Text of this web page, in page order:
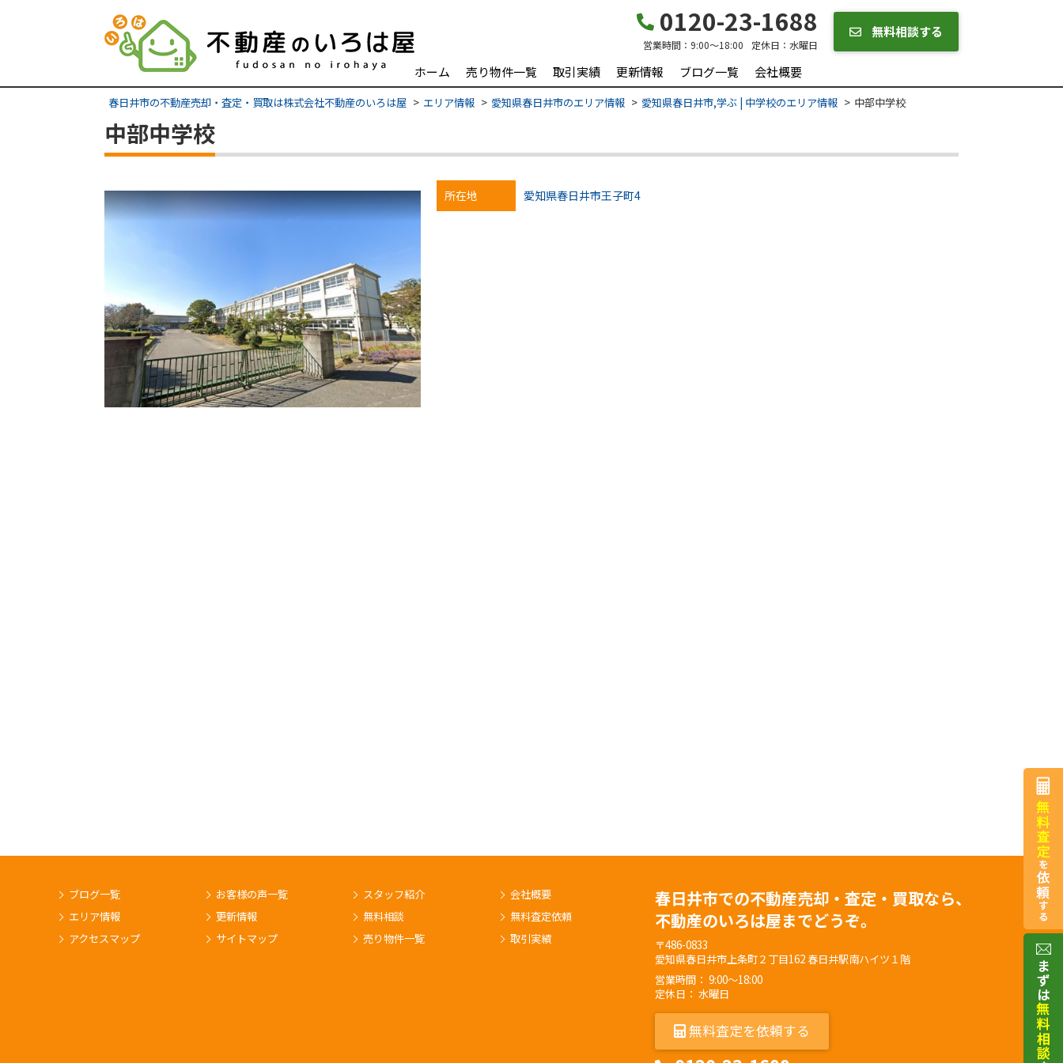
0120-23-1688
営業時間： 9:00～18:00 定休日： 水曜日
無料相談する
ホーム 売り物件一覧 取引実績 更新情報 ブログ一覧 会社概要
春日井市の不動産売却・査定・買取は株式会社不動産のいろは屋 エリア情報 愛知県春日井市のエリア情報 愛知県春日井市,学ぶ | 中学校のエリア情報 中部中学校
中部中学校
所在地 愛知県春日井市王子町4
ブログ一覧
エリア情報
アクセスマップ
お客様の声一覧
更新情報
サイトマップ
スタッフ紹介
無料相談
売り物件一覧
会社概要
無料査定依頼
取引実績
春日井市での不動産売却・査定・買取なら、
不動産のいろは屋までどうぞ。
〒486-0833
愛知県春日井市上条町２丁目162 春日井駅南ハイツ１階
営業時間： 9:00～18:00
定休日： 水曜日
無料査定を依頼する